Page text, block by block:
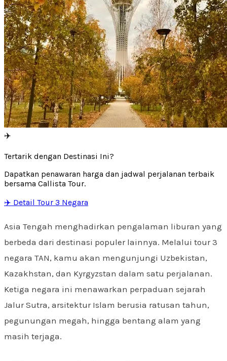
✈️
Tertarik dengan Destinasi Ini?
Dapatkan penawaran harga dan jadwal perjalanan terbaik
bersama Callista Tour.
✈️ Detail Tour 3 Negara
Asia Tengah menghadirkan pengalaman liburan yang
berbeda dari destinasi populer lainnya. Melalui tour 3
negara TAN, kamu akan mengunjungi Uzbekistan,
Kazakhstan, dan Kyrgyzstan dalam satu perjalanan.
Ketiga negara ini menawarkan perpaduan sejarah
Jalur Sutra, arsitektur Islam berusia ratusan tahun,
pegunungan megah, hingga bentang alam yang
masih terjaga.